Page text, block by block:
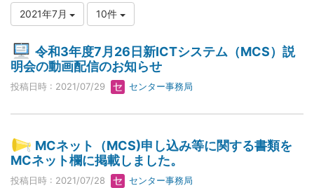
2021年7月 10件
令和3年度7月26日新ICTシステム（MCS）説
明会の動画配信のお知らせ
投稿日時 : 2021/07/29 センター事務局
MCネット（MCS)申し込み等に関する書類を
MCネット欄に掲載しました。
投稿日時 : 2021/07/28 センター事務局